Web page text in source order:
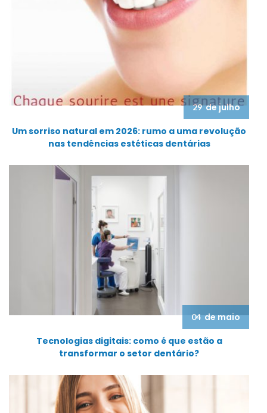
29 de julho
Um sorriso natural em 2026: rumo a uma revolução
nas tendências estéticas dentárias
04 de maio
Tecnologias digitais: como é que estão a
transformar o setor dentário?